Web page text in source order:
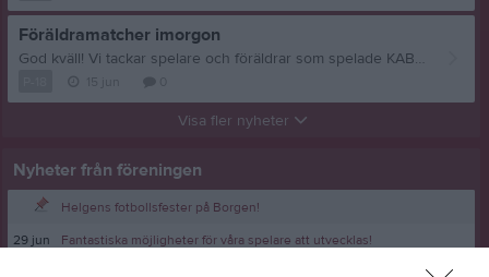
Föräldramatcher imorgon
God kväll! Vi tackar spelare och föräldrar som spelade KABEcupen i lördags. En lyckad tillställning som alltid! Imorgon spelar vi föräldramatcher på Storegårdsplanen så på med sverigetröjan eller favoritlagströjan så ger vi killarna en härlig avrundning på denna del av säsongen. Mvh ledarna
Visa fler nyheter
Nyheter från föreningen
Helgens fotbollsfester på Borgen!
29 jun
Fantastiska möjligheter för våra spelare att utvecklas!